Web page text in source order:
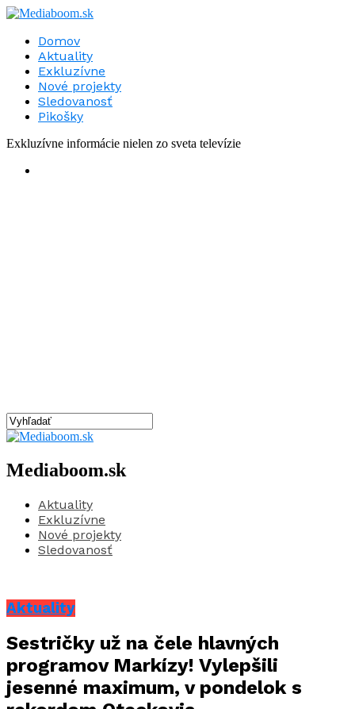
Domov
Aktuality
Exkluzívne
Nové projekty
Sledovanosť
Pikošky
Exkluzívne informácie nielen zo sveta televízie
Mediaboom.sk
Aktuality
Exkluzívne
Nové projekty
Sledovanosť
Aktuality
Sestričky už na čele hlavných
programov Markízy! Vylepšili
jesenné maximum, v pondelok s